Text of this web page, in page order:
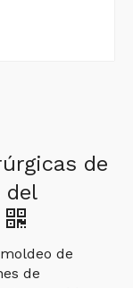
de
del
de
de